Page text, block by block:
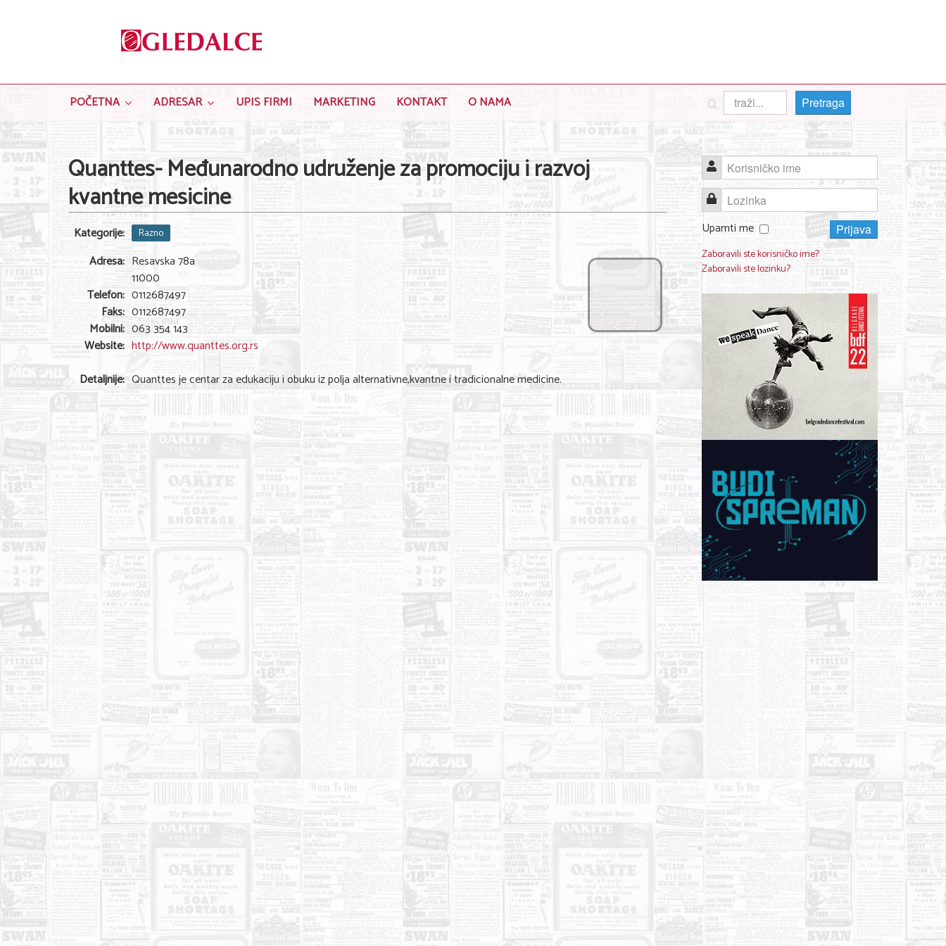
POČETNA ADRESAR UPIS FIRMI MARKETING KONTAKT O NAMA Pretraga
Quanttes- Međunarodno udruženje za promociju i razvoj
kvantne mesicine
Kategorije: Razno
Adresa: Resavska 78a
11000
Telefon: 0112687497
Faks: 0112687497
Mobilni: 063 354 143
Website: http://www.quanttes.org.rs
Detaljnije: Quanttes je centar za edukaciju i obuku iz polja alternativne,kvantne i tradicionalne medicine.
Korisničko ime
Lozinka
Upamti me
Prijava
Zaboravili ste korisničko ime?
Zaboravili ste lozinku?